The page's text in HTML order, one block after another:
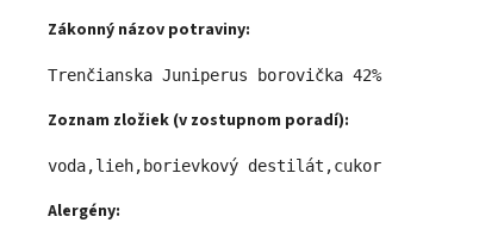
Zákonný názov potraviny:
Trenčianska Juniperus borovička 42%
Zoznam zložiek (v zostupnom poradí):
voda,lieh,borievkový destilát,cukor
Alergény: